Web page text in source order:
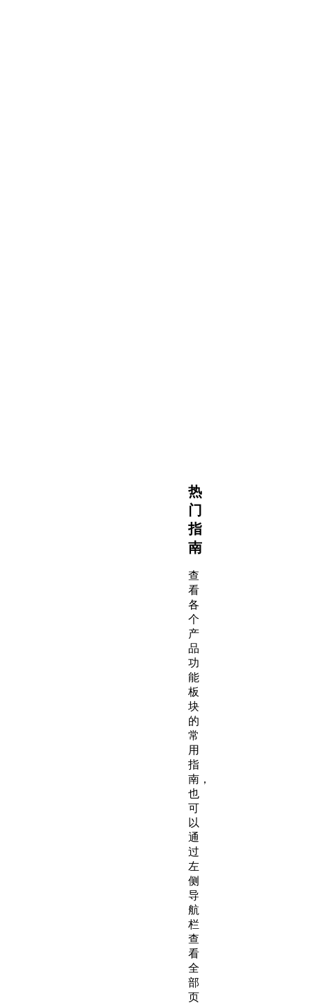
热
门
指
南
查
看
各
个
产
品
功
能
板
块
的
常
用
指
南，
也
可
以
通
过
左
侧
导
航
栏
查
看
全
部
页